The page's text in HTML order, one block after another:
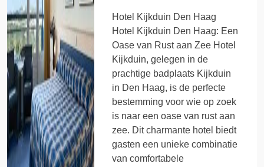
Hotel Kijkduin Den Haag
Hotel Kijkduin Den Haag: Een
Oase van Rust aan Zee Hotel
Kijkduin, gelegen in de
prachtige badplaats Kijkduin
in Den Haag, is de perfecte
bestemming voor wie op zoek
is naar een oase van rust aan
zee. Dit charmante hotel biedt
gasten een unieke combinatie
van comfortabele